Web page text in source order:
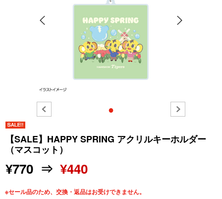
●
【SALE】HAPPY SPRING アクリルキーホルダー
（マスコット）
¥770 ⇒¥440
※セール品のため、交換・返品はお受けできません。